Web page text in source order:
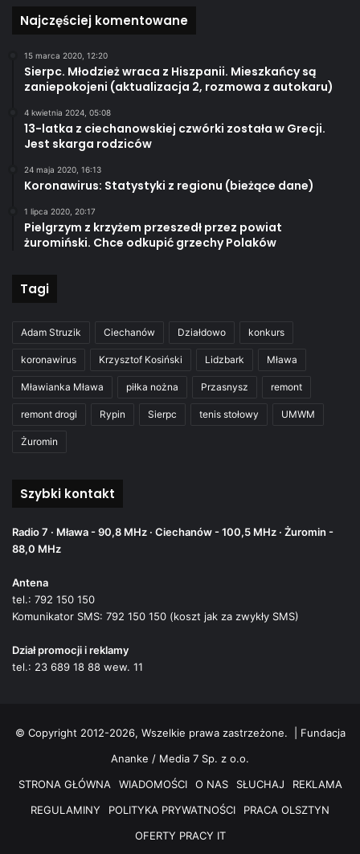
Najczęściej komentowane
15 marca 2020, 12:20
Sierpc. Młodzież wraca z Hiszpanii. Mieszkańcy są
zaniepokojeni (aktualizacja 2, rozmowa z autokaru)
4 kwietnia 2024, 05:08
13-latka z ciechanowskiej czwórki została w Grecji.
Jest skarga rodziców
24 maja 2020, 16:13
Koronawirus: Statystyki z regionu (bieżące dane)
1 lipca 2020, 20:17
Pielgrzym z krzyżem przeszedł przez powiat
żuromiński. Chce odkupić grzechy Polaków
Tagi
Adam Struzik Ciechanów Działdowo konkurs
koronawirus Krzysztof Kosiński Lidzbark Mława
Mławianka Mława piłka nożna Przasnysz remont
remont drogi Rypin Sierpc tenis stołowy UMWM
Żuromin
Szybki kontakt
Radio 7 · Mława - 90,8 MHz · Ciechanów - 100,5 MHz · Żuromin -
88,0 MHz
Antena
tel.: 792 150 150
Komunikator SMS: 792 150 150 (koszt jak za zwykły SMS)
Dział promocji i reklamy
tel.: 23 689 18 88 wew. 11
© Copyright 2012-2026, Wszelkie prawa zastrzeżone. | Fundacja
Ananke / Media 7 Sp. z o.o.
STRONA GŁÓWNA
WIADOMOŚCI O NAS SŁUCHAJ
REKLAMA
REGULAMINY
POLITYKA PRYWATNOŚCI
PRACA OLSZTYN
OFERTY PRACY IT